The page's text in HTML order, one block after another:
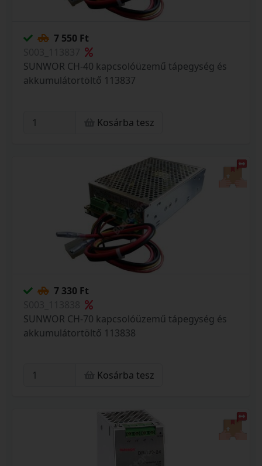
7 550 Ft
SUNWOR CH-40 kapcsolóüzemű tápegység és
akkumulátortöltő 113837
Kosárba tesz
7 330 Ft
SUNWOR CH-70 kapcsolóüzemű tápegység és
akkumulátortöltő 113838
Kosárba tesz